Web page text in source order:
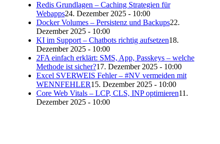
Redis Grundlagen – Caching Strategien für
Webapps24. Dezember 2025 - 10:00
Docker Volumes – Persistenz und Backups22.
Dezember 2025 - 10:00
KI im Support – Chatbots richtig aufsetzen18.
Dezember 2025 - 10:00
2FA einfach erklärt: SMS, App, Passkeys – welche
Methode ist sicher?17. Dezember 2025 - 10:00
Excel SVERWEIS Fehler – #NV vermeiden mit
WENNFEHLER15. Dezember 2025 - 10:00
Core Web Vitals – LCP, CLS, INP optimieren11.
Dezember 2025 - 10:00